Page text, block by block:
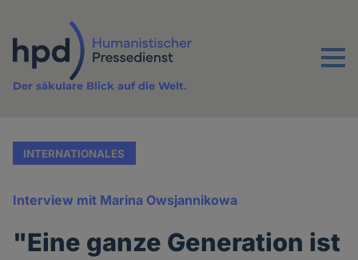
Inhalt
Menu
Der säkulare Blick auf die Welt.
INTERNATIONALES
Interview mit Marina Owsjannikowa
"Eine ganze Generation ist